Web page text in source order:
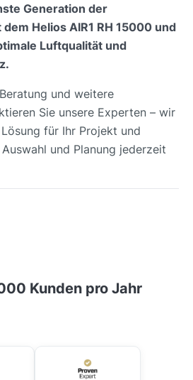
Generation der
Helios AIR1 RH 15000 und
Luftqualität und
und weitere
Sie unsere Experten – wir
für Ihr Projekt und
und Planung jederzeit
Kunden pro Jahr